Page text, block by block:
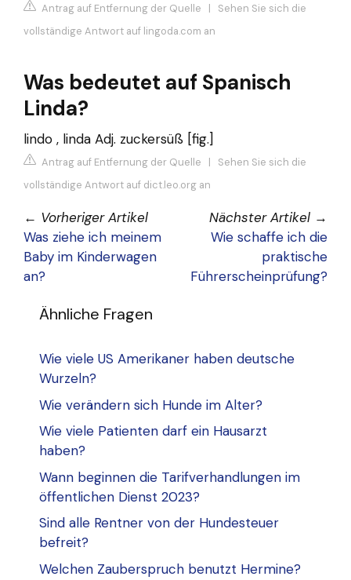
Antrag auf Entfernung der Quelle | Sehen Sie sich die
vollständige Antwort auf lingoda.com an
Was bedeutet auf Spanisch
Linda?
lindo , linda Adj. zuckersüß [fig.]
Antrag auf Entfernung der Quelle | Sehen Sie sich die
vollständige Antwort auf dict.leo.org an
← Vorheriger Artikel
Was ziehe ich meinem
Baby im Kinderwagen
an?
Nächster Artikel →
Wie schaffe ich die
praktische
Führerscheinprüfung?
Ähnliche Fragen
Wie viele US Amerikaner haben deutsche
Wurzeln?
Wie verändern sich Hunde im Alter?
Wie viele Patienten darf ein Hausarzt
haben?
Wann beginnen die Tarifverhandlungen im
öffentlichen Dienst 2023?
Sind alle Rentner von der Hundesteuer
befreit?
Welchen Zauberspruch benutzt Hermine?